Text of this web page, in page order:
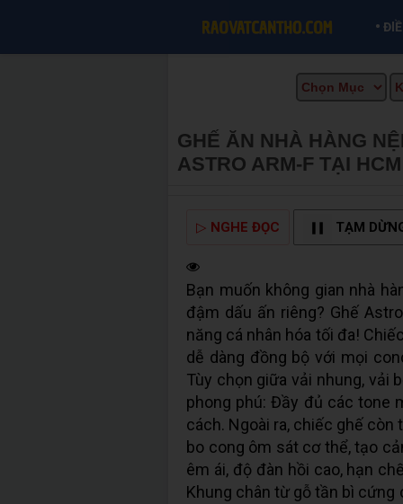
•
GHẾ ĂN NHÀ HÀNG
ASTRO ARM-F TẠI
▷ NGHE ĐỌC TẠM
Bạn muốn không gian nhà
đậm dấu ấn riêng? Ghế
năng cá nhân hóa tối đa!
dễ dàng đồng bộ với mọi
Tùy chọn giữa vải nhung, vải
phong phú: Đầy đủ các tone
cách. Ngoài ra, chiếc ghế còn
bo cong ôm sát cơ thể, tạo
êm ái, độ đàn hồi cao, hạn
Khung chân từ gỗ tần bì cứng